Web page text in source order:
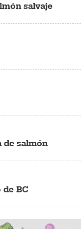
salvaje
de salmón
BC